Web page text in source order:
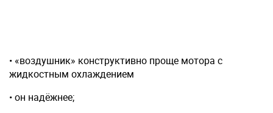
• «воздушник» конструктивно проще мотора с
жидкостным охлаждением
• он надёжнее;